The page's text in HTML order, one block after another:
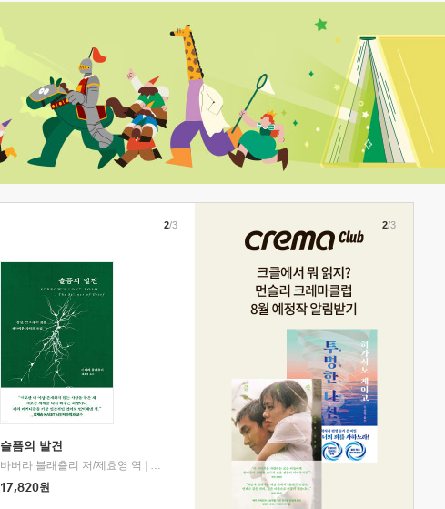
슬픔의 발견
바버라 블래츨리 저/제효영 역
디플롯
17,820원
2/3 2/3